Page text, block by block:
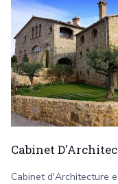
Cabinet
Cabinet d'Architecture